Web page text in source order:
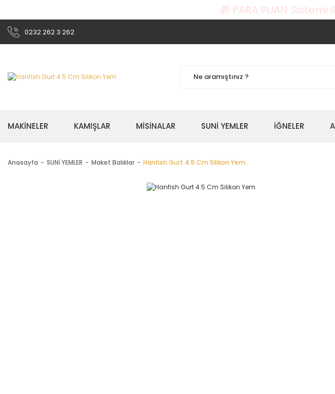
🎁 PARA PUAN Sistemi
0232 262 3 262
MAKİNELER KAMIŞLAR MİSİNALAR SUNİ YEMLER İĞNELER
Anasayfa SUNİ YEMLER Maket Balıklar Hanfish Gurt 4.5 Cm Silikon Yem